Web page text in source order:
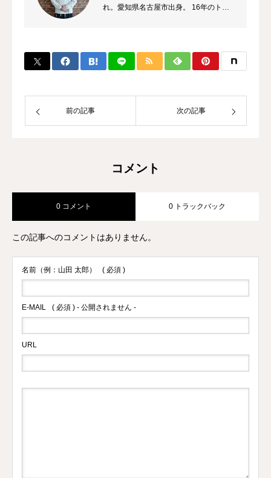
れ。愛知県名古屋市出身。 16年のトレ
のプロ選手の試合経験などから初心者か
ら選手まで、高い指導力に定評があり、
キックボクシング界初のコンサルタント
として、ジム運営やトレーナー育成にも
力を入れている。
前の記事 次の記事
コメント
0 コメント 0 トラックバック
この記事へのコメントはありません。
名前（例：山田 太郎） ( 必須 )
E-MAIL ( 必須 ) - 公開されません -
URL